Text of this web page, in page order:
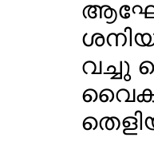
വച്ചു